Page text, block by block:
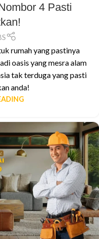
4 Pasti
rumah yang pastinya
oasis yang mesra alam
tak terduga yang pasti
anda!